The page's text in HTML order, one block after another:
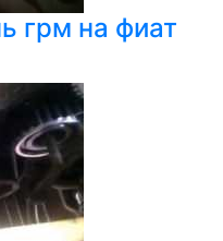
грм на фиат